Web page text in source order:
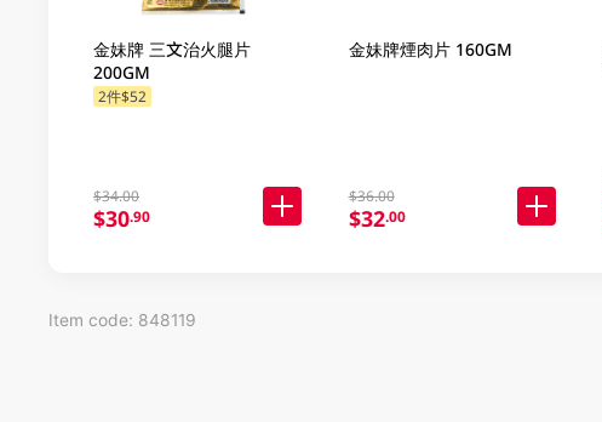
金妹牌 三文治火腿片
200GM
2件$52
$34.00
$30.90
金妹牌煙肉片 160GM
$36.00
$32.00
Item code: 848119